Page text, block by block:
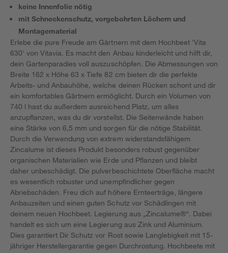
keine Innenfolie nötig
mit Schneckenschutz, vorgebohrten Löchern und
Montagematerial
Erlebe die pure Freude am Gärtnern mit dem Hochbeet 'Vita
630' von Vitavia. Es macht den Anbau kinderleicht und hilft dir,
dein Gartenparadies voll auszuschöpfen. Die Abmessungen von
Breite 162 x Höhe 63 x Tiefe 82 cm bieten dir die perfekte
Arbeits- und Anbauhöhe, welche deinen Rücken schont und dir
ein komfortables Gärtnern ermöglicht. Durch ein Volumen von
740 l hast du außerdem ausreichend Platz, um alles
anzupflanzen, was du dir vorstellst. Die Seitenwände haben
eine Stärke von 6,5 mm und sorgen für die nötige Stabilität.
Durch die Verwendung von extrem widerstandsfähigem
Zincalume ist dieses Produkt besonders robust gegenüber
organischen Materialien wie Erde und Pflanzen und bleibt
daher unbeschädigt. Die pulverbeschichtete Oberfläche macht
es wesentlich robuster und unempfindlicher gegen
Abriebschäden. Freu dich auf höhere Ernteerträge, längere
Anbauzeiten und einen guten Schutz vor Schädlingen mit
deinem neuen Hochbeet. Legierung aus „Zincalume®“. Dabei
handelt es sich um eine Legierung aus Zink und Aluminium.
Dies garantiert Dir Schutz vor Rost sowie Langlebigkeit mit 15-
jähriger Herstellergarantie gegen Durchrostung. Hochbeete mit